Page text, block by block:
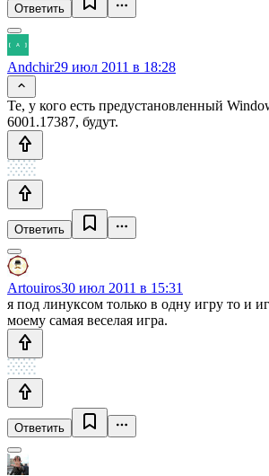
Ответить
Andchir29 июл 2011 в 18:28
Те, у кого есть предустановленный
6001.17387, будут.
Ответить
Artouiros30 июл 2011 в 15:31
я под линуксом только в одну игру то и
моему самая веселая игра.
Ответить